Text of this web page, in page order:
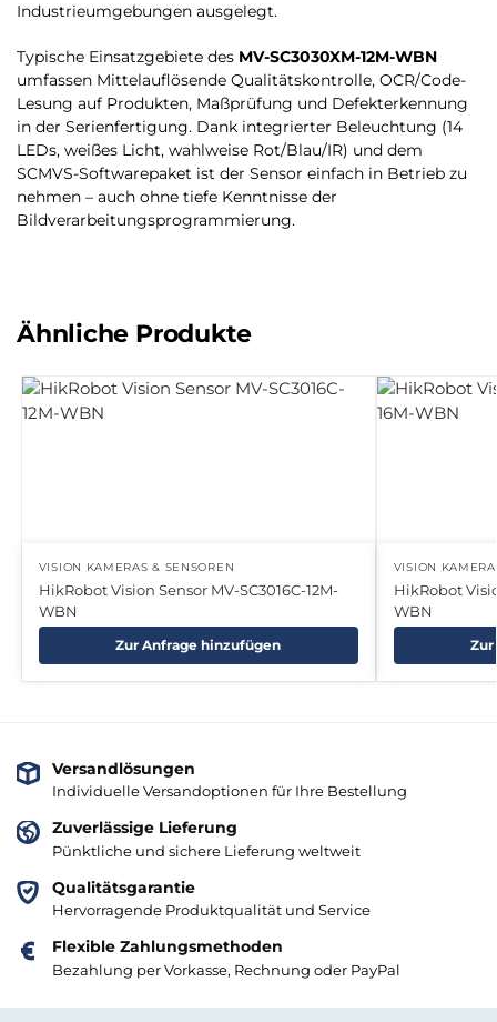
Industrieumgebungen ausgelegt.
Typische Einsatzgebiete des MV-SC3030XM-12M-WBN
umfassen Mittelauflösende Qualitätskontrolle, OCR/Code-
Lesung auf Produkten, Maßprüfung und Defekterkennung
in der Serienfertigung. Dank integrierter Beleuchtung (14
LEDs, weißes Licht, wahlweise Rot/Blau/IR) und dem
SCMVS-Softwarepaket ist der Sensor einfach in Betrieb zu
nehmen – auch ohne tiefe Kenntnisse der
Bildverarbeitungsprogrammierung.
Ähnliche Produkte
VISION KAMERAS & SENSOREN
HikRobot Vision Sensor MV-SC3016C-12M-
WBN
Zur Anfrage hinzufügen
VISION
HikRobot
WBN
Versandlösungen
Individuelle Versandoptionen für Ihre Bestellung
Zuverlässige Lieferung
Pünktliche und sichere Lieferung weltweit
Qualitätsgarantie
Hervorragende Produktqualität und Service
Flexible Zahlungsmethoden
Bezahlung per Vorkasse, Rechnung oder PayPal